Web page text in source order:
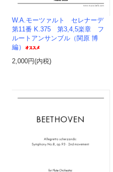
W.A.モーツァルト セレナーデ
第11番 K.375 第3,4,5楽章 フ
ルートアンサンブル（関原 博
編）
2,000円(内税)